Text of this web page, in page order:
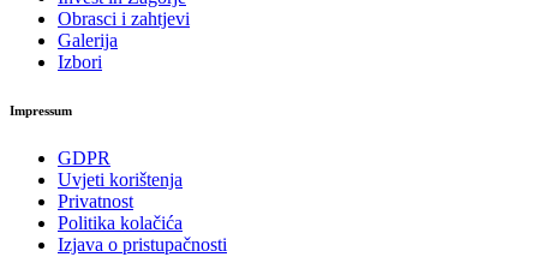
Obrasci i zahtjevi
Galerija
Izbori
Impressum
GDPR
Uvjeti korištenja
Privatnost
Politika kolačića
Izjava o pristupačnosti